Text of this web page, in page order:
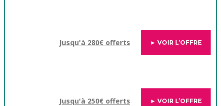
Jusqu'à 280€ offerts ► VOIR L’OFFRE
Jusqu'à 250€ offerts ► VOIR L’OFFRE